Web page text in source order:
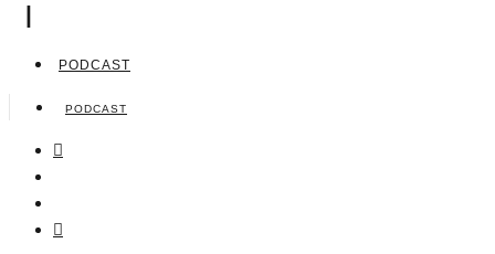
|
PODCAST
PODCAST